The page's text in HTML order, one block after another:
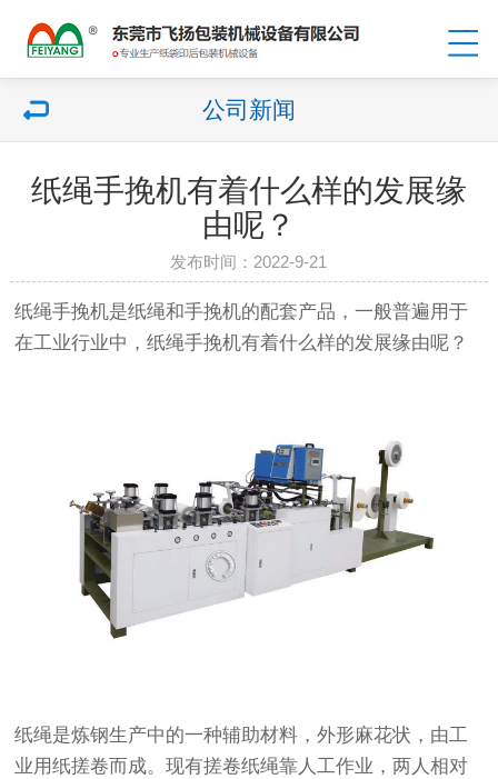
公司新闻
纸绳手挽机有着什么样的发展缘
由呢？
发布时间：2022-9-21
纸绳手挽机是纸绳和手挽机的配套产品，一般普遍用于
在工业行业中，纸绳手挽机有着什么样的发展缘由呢？
纸绳是炼钢生产中的一种辅助材料，外形麻花状，由工
业用纸搓卷而成。现有搓卷纸绳靠人工作业，两人相对